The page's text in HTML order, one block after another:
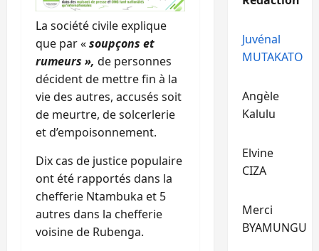
La société civile explique
que par «soupçons et
rumeurs », de personnes
décident de mettre fin à la
vie des autres, accusés soit
de meurtre, de solcerlerie
et d’empoisonnement.
Dix cas de justice populaire
ont été rapportés dans la
chefferie Ntambuka et 5
autres dans la chefferie
voisine de Rubenga.
Juvénal
MUTAKATO
Angèle
Kalulu
Elvine
CIZA
Merci
BYAMUNGU